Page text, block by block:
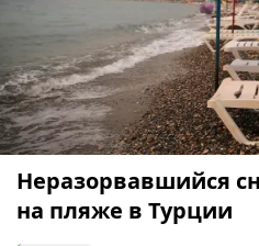
Неразорвавшийся
на пляже в Турции